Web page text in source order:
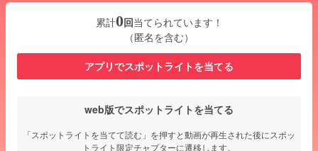
累計0回当てられています！
（匿名を含む）
アプリでスポットライトを当てる
web版でスポットライトを当てる
「スポットライトを当てて読む」を押すと動画が再生された後にスポッ
トライト限定チャプターに遷移します。